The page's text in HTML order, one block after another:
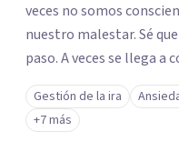
veces no somos
nuestro malestar. Sé
paso. A veces se llega a
decir, o sintiendo que
nombrarlo. Mi intención
sin juicios y a tu propio
Gestión de la ira
+7 más